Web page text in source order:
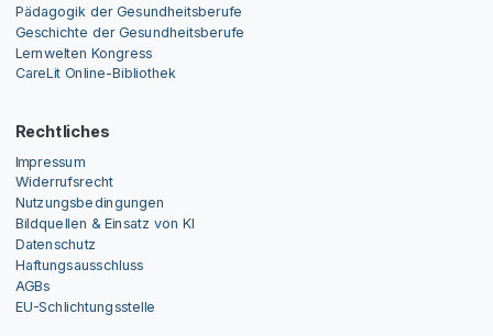
Pädagogik der Gesundheitsberufe
Geschichte der Gesundheitsberufe
Lernwelten Kongress
CareLit Online-Bibliothek
Rechtliches
Impressum
Widerrufsrecht
Nutzungsbedingungen
Bildquellen & Einsatz von KI
Datenschutz
Haftungsausschluss
AGBs
EU-Schlichtungsstelle